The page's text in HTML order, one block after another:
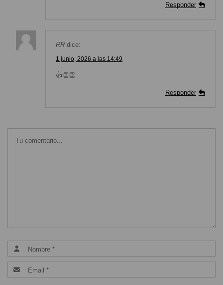
Responder
RR dice:
1 junio, 2026 a las 14:49
👍👏👏
Responder